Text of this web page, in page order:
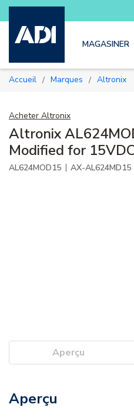
Skip
délai Achetez
MAGASINER
Accueil / Marques / Altronix
Acheter Altronix
Altronix
Modified for
AL624MOD15 | AX-AL624MD15
Aperçu
Aperçu